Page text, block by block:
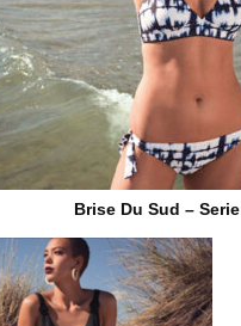
Brise Du Sud – Serie